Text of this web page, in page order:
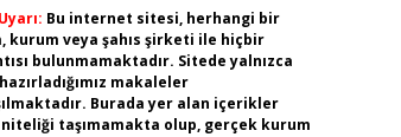
Bu internet sitesi, herhangi bir
kurum veya şahıs şirketi ile hiçbir
bulunmamaktadır. Sitede yalnızca
makaleler
Burada yer alan içerikler
taşımamakta olup, gerçek kurum